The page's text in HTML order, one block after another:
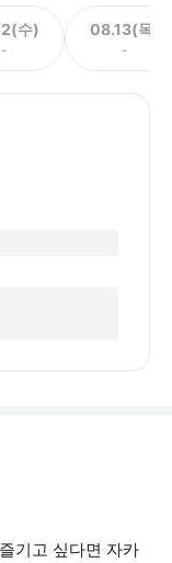
수)
-
08.13(목)
-
기고 싶다면 자카